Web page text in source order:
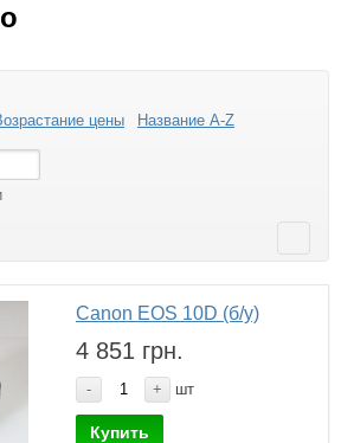
цены Название A-Z
Canon EOS 10D (б/у)
4 851 грн.
- + шт
Купить